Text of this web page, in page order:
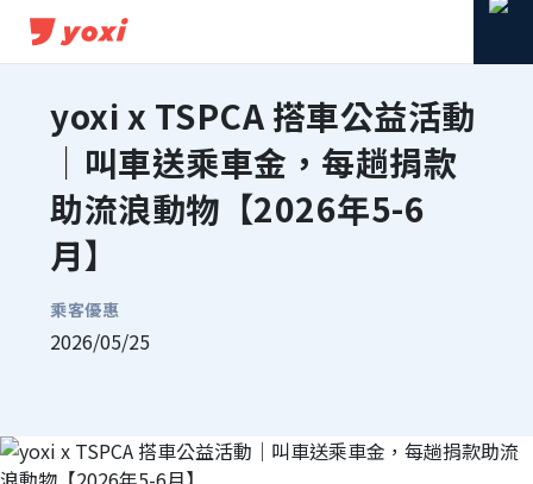
yoxi x TSPCA 搭車公益活動
｜叫車送乘車金，每趟捐款
助流浪動物【2026年5-6
月】
乘客優惠
2026/05/25